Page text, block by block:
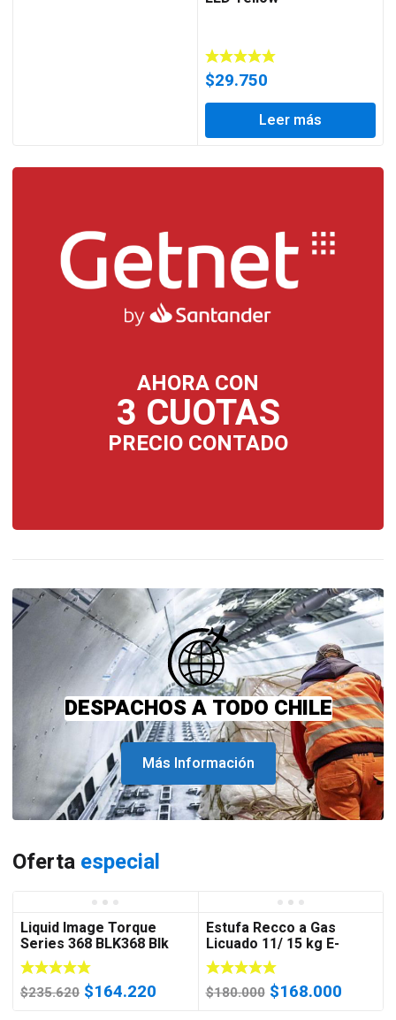
AHORA CON
3 CUOTAS
PRECIO CONTADO
DESPACHOS A TODO CHILE
Más Información
Oferta especial
Liquid Image Torque
Series 368 BLK368 Blk
Goggles Water Resistant
Video Camera w
$235.620 El
$164.220
Estufa Recco a Gas
Licuado 11/ 15 kg E-
4200-2 C/Negra
$180.000 El
$168.000El
$29.750
Leer más